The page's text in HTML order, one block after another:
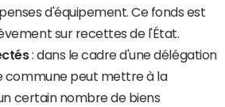
d'équipement. Ce fonds est
sur recettes de l'État.
: dans le cadre d'une délégation
commune peut mettre à la
certain nombre de biens